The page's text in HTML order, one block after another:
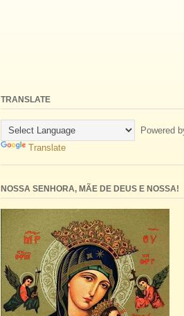
TRANSLATE
Powered
Translate
NOSSA SENHORA, MÃE DE DEUS E NOSSA!